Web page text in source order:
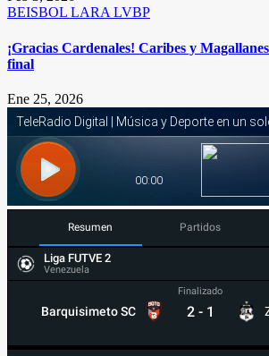
BEISBOL LARALVBP
¡Gracias Cardenales! Caribes y
final
Ene 25, 2026
Resumen Partidos
Liga FUTVE 2
Venezuela
Barquisimeto SC
Finalizado
2 - 1